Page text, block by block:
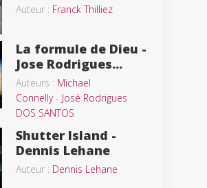
Auteur : Franck Thilliez
La formule de Dieu -
Jose Rodrigues...
Auteurs : Michael
Connelly- José Rodrigues
DOS SANTOS
Shutter Island -
Dennis Lehane
Auteur : Dennis Lehane